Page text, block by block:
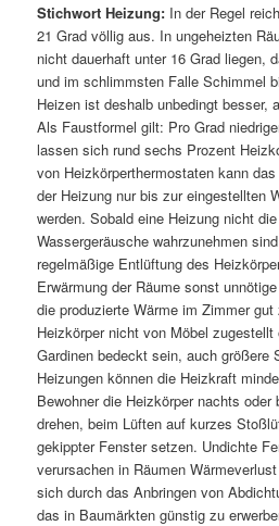
Stichwort Heizung: In der Regel
21 Grad völlig aus. In ungeheizten
nicht dauerhaft unter 16 Grad liegen,
und im schlimmsten Falle Schimmel
Heizen ist deshalb unbedingt besser,
Als Faustformel gilt: Pro Grad
lassen sich rund sechs Prozent
von Heizkörperthermostaten kann
der Heizung nur bis zur eingestellten
werden. Sobald eine Heizung nicht
Wassergeräusche wahrzunehmen
regelmäßige Entlüftung des
Erwärmung der Räume sonst
die produzierte Wärme im Zimmer
Heizkörper nicht von Möbel
Gardinen bedeckt sein, auch größere
Heizungen können die Heizkraft
Bewohner die Heizkörper nachts oder
drehen, beim Lüften auf kurzes
gekippter Fenster setzen. Undichte
verursachen in Räumen
sich durch das Anbringen von
das in Baumärkten günstig zu